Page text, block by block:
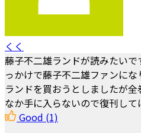
くく
藤子不二雄ランドが読みたい
っかけで藤子不二雄ファンに
ランドを買おうとしましたが
なか手に入らないので復刊して
Good (1)